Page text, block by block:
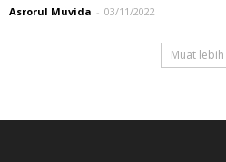
Asrorul Muvida - 03/11/2022
Muat lebih